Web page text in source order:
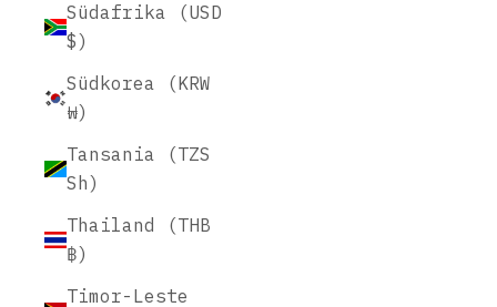
Südafrika (USD
$)
Südkorea (KRW
₩)
Tansania (TZS
Sh)
Thailand (THB
฿)
Timor-Leste